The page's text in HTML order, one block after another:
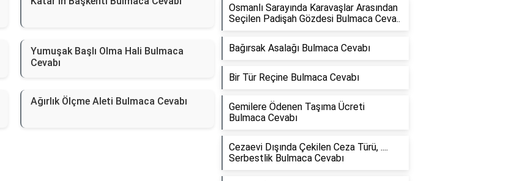
Yumuşak Başlı Olma Hali Bulmaca
Cevabı
Ağırlık Ölçme Aleti Bulmaca Cevabı
Osmanlı Sarayında Karavaşlar Arasından
Seçilen Padişah Gözdesi Bulmaca Ceva..
Bağırsak Asalağı Bulmaca Cevabı
Bir Tür Reçine Bulmaca Cevabı
Gemilere Ödenen Taşıma Ücreti
Bulmaca Cevabı
Cezaevi Dışında Çekilen Ceza Türü, ....
Serbestlik Bulmaca Cevabı